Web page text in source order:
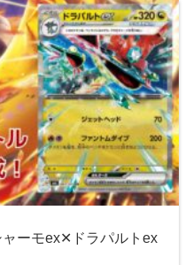
ャーモex✕ドラパルトex